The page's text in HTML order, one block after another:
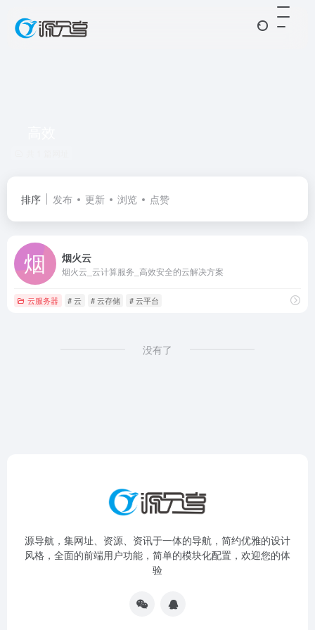
排序 发布 更新 浏览 点赞
烟火云
烟火云_云计算服务_高效安全的云解决方案
云服务器 # 云 # 云存储 # 云平台
没有了
源导航，集网址、资源、资讯于一体的导航，简约优雅的设计
风格，全面的前端用户功能，简单的模块化配置，欢迎您的体
验